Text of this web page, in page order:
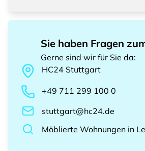
Sie haben Fragen
Gerne sind wir für Sie da:
HC24 Stuttgart
+49 711 299 100 0
stuttgart@hc24.de
Möblierte Wohnungen in